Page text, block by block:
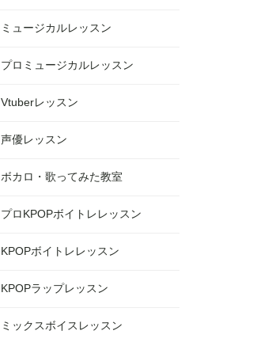
ミュージカルレッスン
プロミュージカルレッスン
Vtuberレッスン
声優レッスン
ボカロ・歌ってみた教室
プロKPOPボイトレレッスン
KPOPボイトレレッスン
KPOPラップレッスン
ミックスボイスレッスン